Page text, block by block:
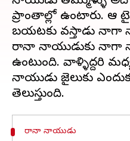
ప్రాంతాల్లో ఉంటారు. ఆ
బయటకు వస్తాడు నాగా
రానా నాయుడుకు నాగా
ఉంటుంది. వాళ్ళిద్దరి
నాయుడు జైలుకు
రానా నాయుడు